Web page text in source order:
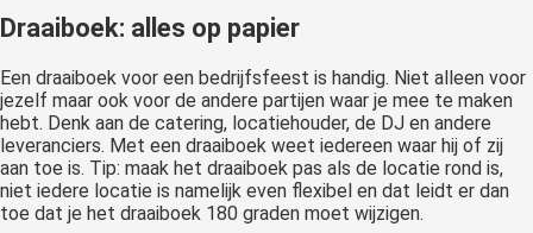
Draaiboek: alles op papier
Een draaiboek voor een bedrijfsfeest is handig. Niet alleen voor
jezelf maar ook voor de andere partijen waar je mee te maken
hebt. Denk aan de catering, locatiehouder, de DJ en andere
leveranciers. Met een draaiboek weet iedereen waar hij of zij
aan toe is. Tip: maak het draaiboek pas als de locatie rond is,
niet iedere locatie is namelijk even flexibel en dat leidt er dan
toe dat je het draaiboek 180 graden moet wijzigen.